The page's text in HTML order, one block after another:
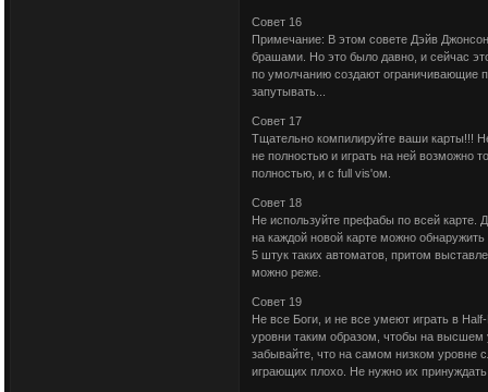
Совет 16
Примечание: В этом совете Дэйв
брашами. Но это было давно, и сейчас
по умолчанию создают ограничивающие
запутывать...
Совет 17
Тщательно компилируйте ваши карты!!!
не полностью и играть на ней возможно
полностью, и с full vis'ом.
Совет 18
Не используйте префабы по всей карте.
на каждой новой карте можно
5 штук таких автоматов, притом
можно реже.
Совет 19
Не все Боги, и не все умеют играть в
уровни таким образом, чтобы на
забывайте, что на самом низком
играющих плохо. Не нужно их